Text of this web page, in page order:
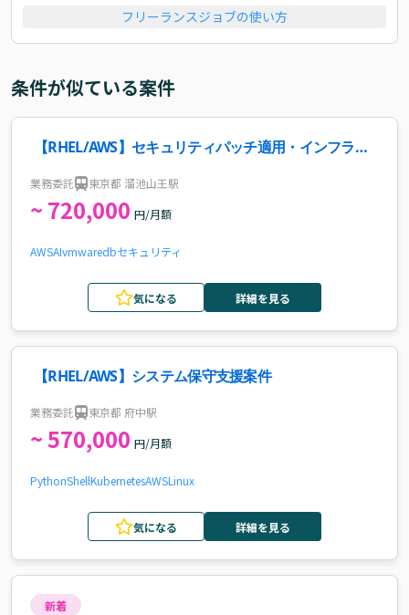
フリーランスジョブの使い方
条件が似ている案件
【RHEL/AWS】セキュリティパッチ適用・インフラ保
業務委託 東京都 溜池山王駅
~ 720,000 円/月額
AWSAIvmwaredbセキュリティ
気になる 詳細を見る
【RHEL/AWS】システム保守支援案件
業務委託 東京都 府中駅
~ 570,000 円/月額
PythonShellKubernetesAWSLinux
気になる 詳細を見る
新着